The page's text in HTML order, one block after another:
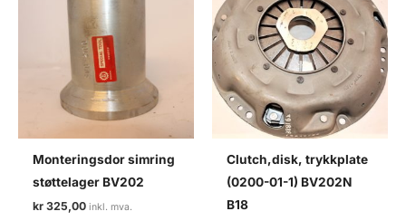
Monteringsdor simring
støttelager BV202
kr 325,00
Clutch,disk, trykkplate
(0200-01-1) BV202N
B18